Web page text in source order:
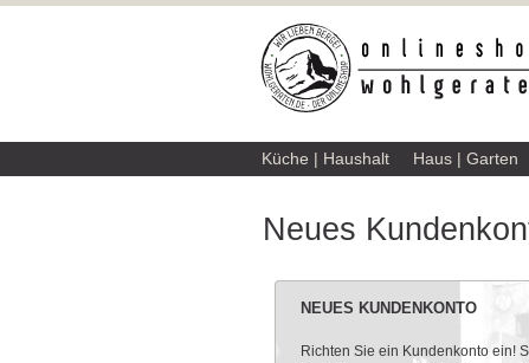
Küche | Haushalt Haus | Garten
Neues
NEUES KUNDENKONTO
Richten Sie ein Kundenkonto ein!